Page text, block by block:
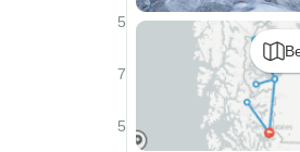
5
7
5